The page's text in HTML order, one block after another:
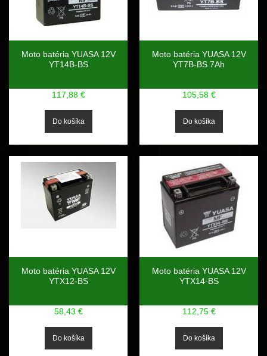
Moto batéria YUASA 12V
YT14B-BS
117,88 €
Moto batéria YUASA 12V
YT7B-BS 7Ah
105,58 €
Moto batéria YUASA 12V
YTX12-BS
58,43 €
Moto batéria YUASA 12V
YTX14-BS
112,75 €